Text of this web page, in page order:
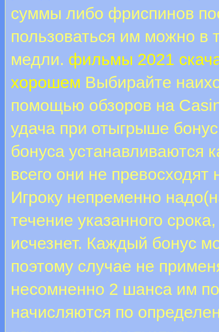
суммы либо фриспинов
пользоваться им можно в
медли. фильмы 2021
хорошем Выбирайте
помощью обзоров на
удача при отыгрыше
бонуса устанавливаются
всего они не
Игроку непременно
течение указанного
исчезнет. Каждый бонус
поэтому случае не
несомненно 2 шанса им
начисляются по